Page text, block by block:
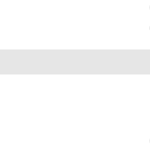
فارسی ششم گاج به
می‌شود؟
باشید که هم با کتاب
و هم برای افزایش تسلط،